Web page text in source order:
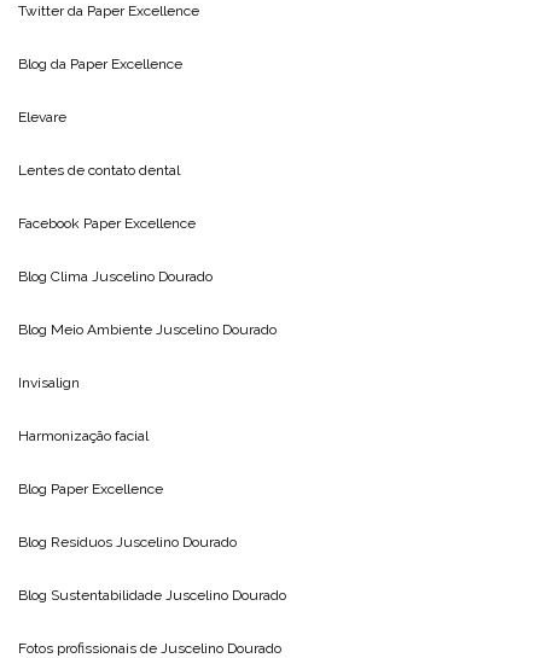
Twitter da Paper Excellence
Blog da Paper Excellence
Elevare
Lentes de contato dental
Facebook Paper Excellence
Blog Clima Juscelino Dourado
Blog Meio Ambiente Juscelino Dourado
Invisalign
Harmonização facial
Blog Paper Excellence
Blog Resíduos Juscelino Dourado
Blog Sustentabilidade Juscelino Dourado
Fotos profissionais de Juscelino Dourado